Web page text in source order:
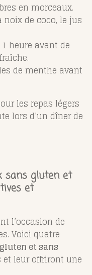
en morceaux.
de coco, le jus
heure avant de
de menthe avant
les repas légers
lors d’un dîner de
sans gluten et
et
l’occasion de
Voici quatre
et sans
leur offriront une